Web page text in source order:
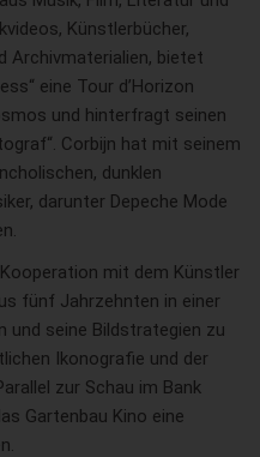
Künstlerbücher,
Archivmaterialien, bietet
eine Tour d’Horizon
und hinterfragt seinen
Corbijn hat mit seinem
dunklen
darunter Depeche Mode
mit dem Künstler
fünf Jahrzehnten in einer
und seine Bildstrategien zu
Ikonografie und der
zur Schau im Bank
Gartenbau Kino eine